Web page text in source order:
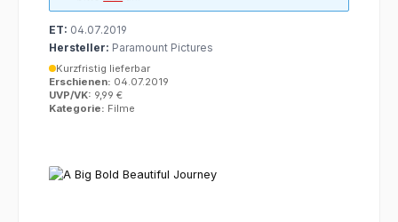
ET: 04.07.2019
Hersteller: Paramount Pictures
Kurzfristig lieferbar
Erschienen: 04.07.2019
UVP/VK: 9,99 €
Kategorie: Filme